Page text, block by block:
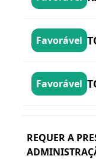
Favorável
Favorável
REQUER A